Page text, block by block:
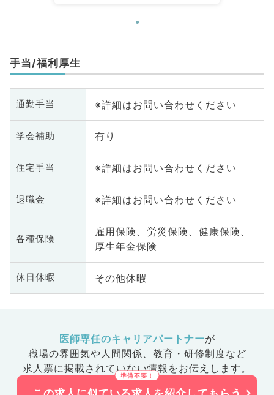
手当/福利厚生
通勤手当 ※詳細はお問い合わせください
学会補助 有り
住宅手当 ※詳細はお問い合わせください
退職金 ※詳細はお問い合わせください
各種保険
雇用保険、労災保険、健康保険、
厚生年金保険
休日休暇 その他休暇
医師専任のキャリアパートナーが
職場の雰囲気や人間関係、 教育・研修制度など
求人票に掲載されていない情報をお伝えします。